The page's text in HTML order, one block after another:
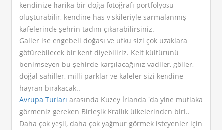
kendinize harika bir doğa fotoğrafı portfolyösu
oluşturabilir, kendine has viskileriyle sarmalanmış
kafelerinde şehrin tadını çıkarabilirsiniz.
Galler ise engebeli doğası ve ufku sizi çok uzaklara
götürebilecek bir kent diyebiliriz. Kelt kültürünü
benimseyen bu şehirde karşılacağınız vadiler, göller,
doğal sahiller, milli parklar ve kaleler sizi kendine
hayran bırakacak..
Avrupa Turları arasında Kuzey İrlanda 'da yine mutlaka
görmeniz gereken Birleşik Krallık ülkelerinden biri..
Daha çok yeşil, daha çok yağmur görmek isteyenler için